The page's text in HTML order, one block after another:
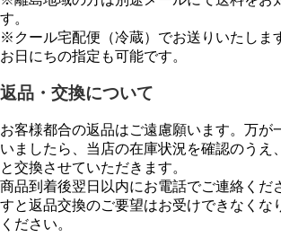
す。
※クール宅配便（冷蔵）でお送りいたしま
お日にちの指定も可能です。
返品・交換について
お客様都合の返品はご遠慮願います。万が
いましたら、当店の在庫状況を確認のうえ
と交換させていただきます。
商品到着後翌日以内にお電話でご連絡くだ
すと返品交換のご要望はお受けできなくな
ください。